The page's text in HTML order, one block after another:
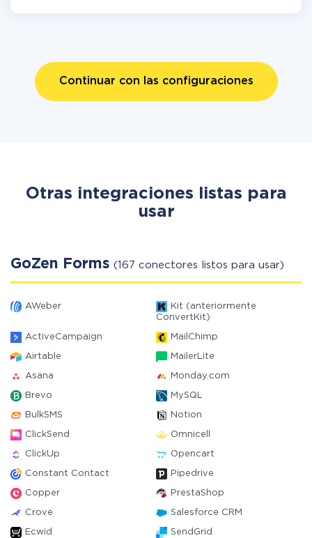
Continuar con las configuraciones
Otras integraciones listas para
usar
GoZen Forms (167 conectores listos para usar)
AWeber
Kit (anteriormente
ConvertKit)
ActiveCampaign MailChimp
Airtable MailerLite
Asana Monday.com
Brevo MySQL
BulkSMS Notion
ClickSend Omnicell
ClickUp Opencart
Constant Contact Pipedrive
Copper PrestaShop
Crove Salesforce CRM
Ecwid SendGrid